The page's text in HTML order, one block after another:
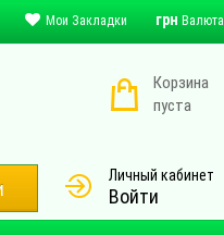
грн Валюта
Мои Закладки
Корзина
пуста
Личный кабинет
Войти